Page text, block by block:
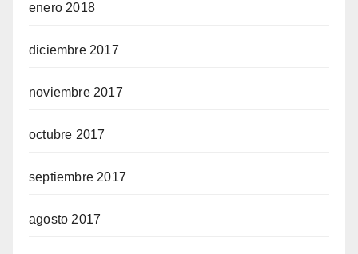
enero 2018
diciembre 2017
noviembre 2017
octubre 2017
septiembre 2017
agosto 2017